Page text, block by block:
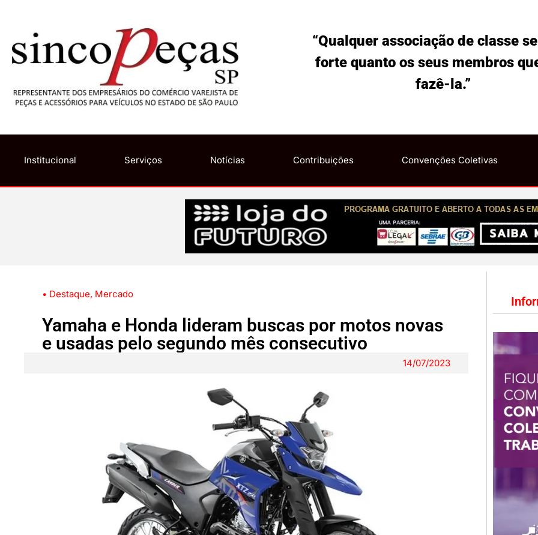
“Qualquer associação de classe
forte quanto os seus membros
fazê-la.”
Institucional Serviços Notícias Contribuições Convenções Coletivas
• Destaque, Mercado
Yamaha e Honda lideram buscas por motos novas
e usadas pelo segundo mês consecutivo
14/07/2023